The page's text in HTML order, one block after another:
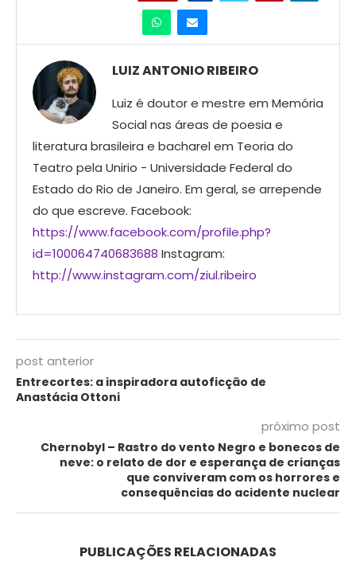
LUIZ ANTONIO RIBEIRO
Luiz é doutor e mestre em Memória
Social nas áreas de poesia e
literatura brasileira e bacharel em Teoria do
Teatro pela Unirio - Universidade Federal do
Estado do Rio de Janeiro. Em geral, se arrepende
do que escreve. Facebook:
https://www.facebook.com/profile.php?
id=100064740683688 Instagram:
http://www.instagram.com/ziul.ribeiro
post anterior
Entrecortes: a inspiradora autoficção de
Anastácia Ottoni
próximo post
Chernobyl – Rastro do vento Negro e bonecos de
neve: o relato de dor e esperança de crianças
que conviveram com os horrores e
consequências do acidente nuclear
PUBLICAÇÕES RELACIONADAS